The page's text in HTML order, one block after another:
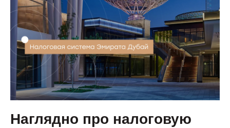
Наглядно про налоговую